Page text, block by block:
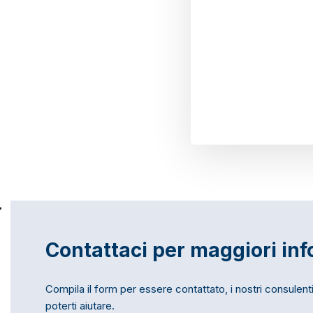
Contattaci per maggiori
Compila il form per essere contattato, i nostri
poterti aiutare.